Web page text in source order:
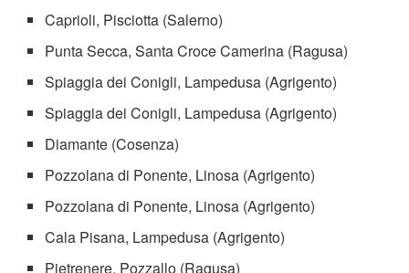
Caprioli, Pisciotta (Salerno)
Punta Secca, Santa Croce Camerina (Ragusa)
Spiaggia dei Conigli, Lampedusa (Agrigento)
Spiaggia dei Conigli, Lampedusa (Agrigento)
Diamante (Cosenza)
Pozzolana di Ponente, Linosa (Agrigento)
Pozzolana di Ponente, Linosa (Agrigento)
Cala Pisana, Lampedusa (Agrigento)
Pietrenere, Pozzallo (Ragusa)